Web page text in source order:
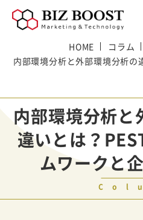
HOME コラム
内部環境分析と外部環境分析の
内部環境分析と
違いとは？
ムワークと